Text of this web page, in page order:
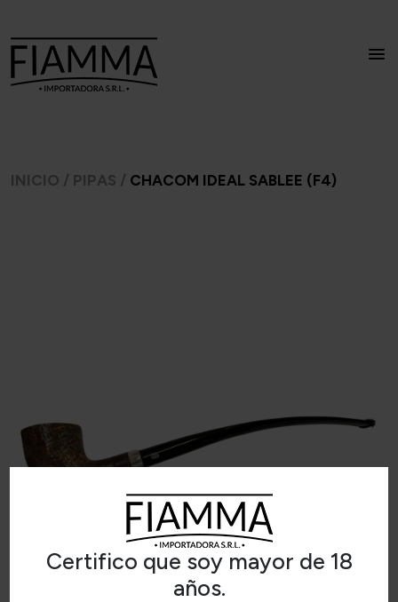
Certifico que soy mayor de 18
años.
INICIO / PIPAS / CHACOM IDEAL SABLEE (F4)